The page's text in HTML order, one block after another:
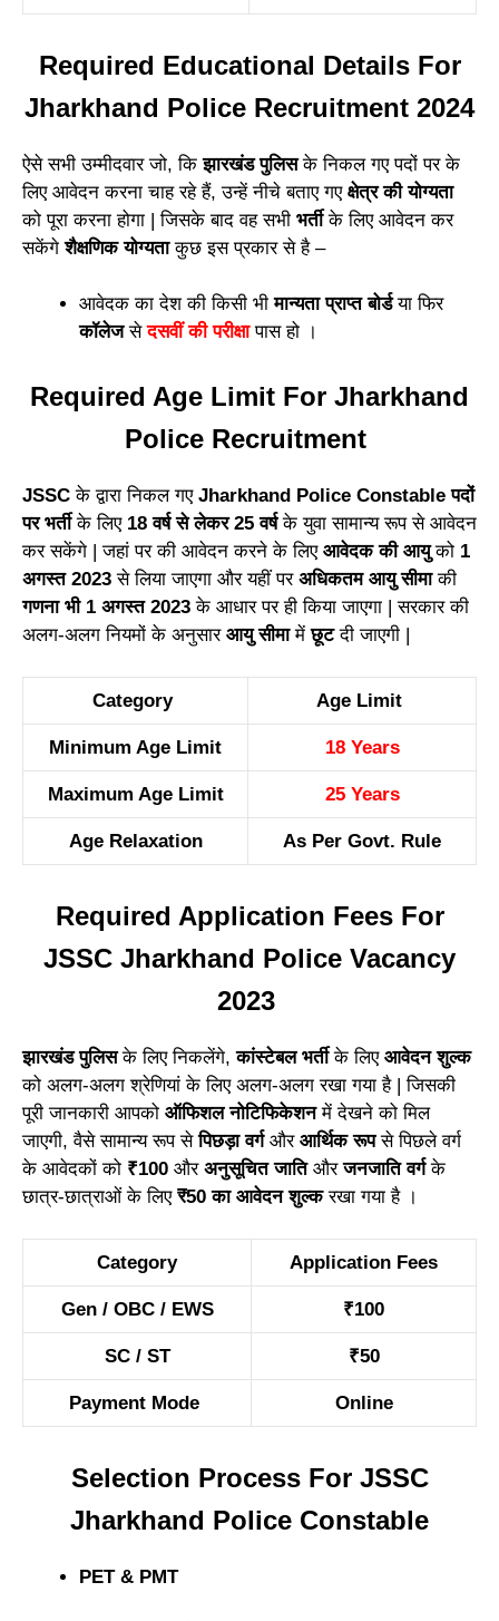
Required Educational Details For
Jharkhand Police Recruitment 2024
ऐसे सभी उम्मीदवार जो, किझारखंड पुलिसके निकल गए पदों पर के
लिए आवेदन करना चाह रहे हैं, उन्हें नीचे बताए गए क्षेत्र की योग्यता
को पूरा करना होगा | जिसके बाद वह सभी भर्तीके लिए आवेदन कर
सकेंगेशैक्षणिक योग्यताकुछ इस प्रकार से है –
आवेदक का देश की किसी भीमान्यता प्राप्त बोर्डया फिर
कॉलेजसेदसवीं की परीक्षापास हो ।
Required Age Limit For Jharkhand
Police Recruitment
JSSCके द्वारा निकल गए Jharkhand Police Constable पदों
पर भर्तीके लिए 18 वर्ष से लेकर 25 वर्षके युवा सामान्य रूप से आवेदन
कर सकेंगे | जहां पर की आवेदन करने के लिए आवेदक की आयुको 1
अगस्त 2023से लिया जाएगा और यहीं पर अधिकतम आयु सीमाकी
गणना भी 1 अगस्त 2023के आधार पर ही किया जाएगा | सरकार की
अलग-अलग नियमों के अनुसार आयु सीमामेंछूटदी जाएगी |
Category Age Limit
Minimum Age Limit 18 Years
Maximum Age Limit 25 Years
Age Relaxation As Per Govt. Rule
Required Application Fees For
JSSC Jharkhand Police Vacancy
2023
झारखंड पुलिसके लिए निकलेंगे,कांस्टेबल भर्तीके लिए आवेदन शुल्क
को अलग-अलग श्रेणियां के लिए अलग-अलग रखा गया है | जिसकी
पूरी जानकारी आपको ऑफिशल नोटिफिकेशनमें देखने को मिल
जाएगी, वैसे सामान्य रूप सेपिछड़ा वर्ग और आर्थिक रूपसे पिछले वर्ग
के आवेदकों को ₹100 और अनुसूचित जाति औरजनजाति वर्गके
छात्र-छात्राओं के लिए ₹50 का आवेदन शुल्करखा गया है ।
Category Application Fees
Gen / OBC / EWS ₹100
SC / ST ₹50
Payment Mode Online
Selection Process For JSSC
Jharkhand Police Constable
PET & PMT